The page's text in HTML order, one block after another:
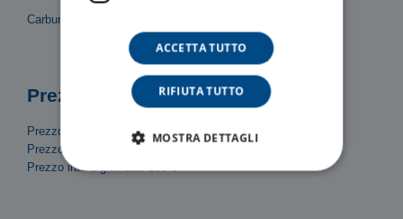
Carburante
Prezzi
Prezzo/Ora: 30 €
Prezzo mezza giornata (4h): 120 €
Prezzo intera giornata: 200 €
ACCETTA TUTTO
RIFIUTA TUTTO
MOSTRA DETTAGLI